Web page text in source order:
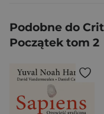
Podobne do
Początek tom 2